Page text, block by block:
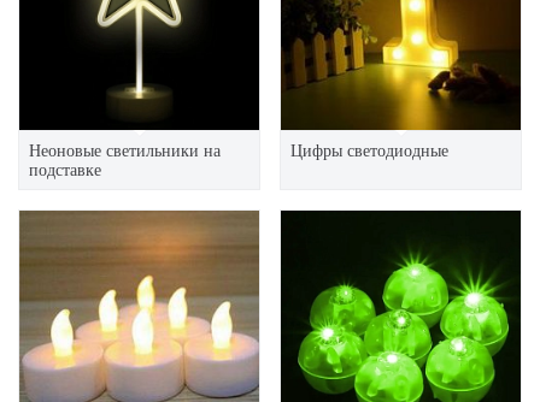
Неоновые светильники на
подставке
Цифры светодиодные